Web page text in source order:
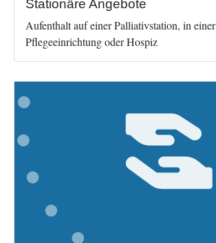
Stationäre Angebote
Aufenthalt auf einer Palliativstation, in einer
Pflegeeinrichtung oder Hospiz